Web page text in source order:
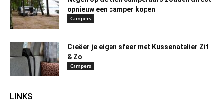
opnieuw een camper kopen
Campers
Creëer je eigen sfeer met Kussenatelier Zit
& Zo
Campers
LINKS